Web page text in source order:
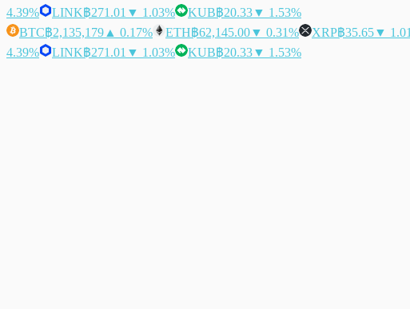
4.39%
LINK฿271.01 ▼ 1.03% KUB฿20.33▼ 1.53%
BTC฿2,135,179 ▲ 0.17% ETH฿62,145.00▼ 0.31% XRP฿35.65▼
4.39%
LINK฿271.01 ▼ 1.03% KUB฿20.33▼ 1.53%